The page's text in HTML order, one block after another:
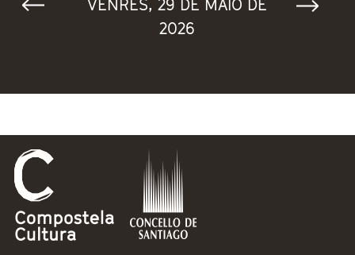
VENRES, 29 DE MAIO DE
2026